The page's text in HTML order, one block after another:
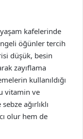
yaşam kafelerinde
öğünler tercih
düşük, besin
zayıflama
kullanıldığı
vitamin ve
ağırlıklı
olur hem de